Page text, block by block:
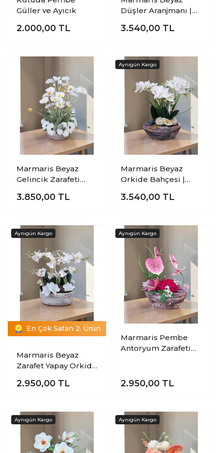
Güller ve Ayıcık
2.000,00 TL
Düşler Aranjmanı |
Çiçek Aranjmanı |
3.540,00 TL
Marmaris Beyaz
Gelincik Zarafeti
Premium Dekoratif
3.850,00 TL
Marmaris Beyaz
Orkide Bahçesi |
Yapay Orkide
3.540,00 TL
En Çok Satan 2. Ürün
Marmaris Beyaz
Zarafet Yapay Orkide
Premium Beyaz
2.950,00 TL
Marmaris Pembe
Antoryum Zarafeti
Yapay Çiçek
Tasarımı
2.950,00 TL